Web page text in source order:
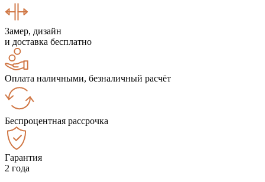
Замер, дизайн
и доставка бесплатно
Оплата наличными, безналичный расчёт
Беспроцентная рассрочка
Гарантия
2 года